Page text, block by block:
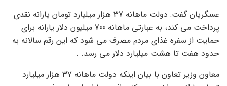
عسگریان گفت: دولت ماهانه 37 هزار میلیارد تومان یارانه نقدی
پرداخت می کند، به عبارتی ماهانه 700 میلیون دلار یارانه برای
حمایت از سفره غذای مردم مصرف می شود که این رقم سالانه به
حدود هفت تا هشت میلیارد دلار می رسد. .
معاون وزیر تعاون با بیان اینکه دولت ماهانه 37 هزار میلیارد